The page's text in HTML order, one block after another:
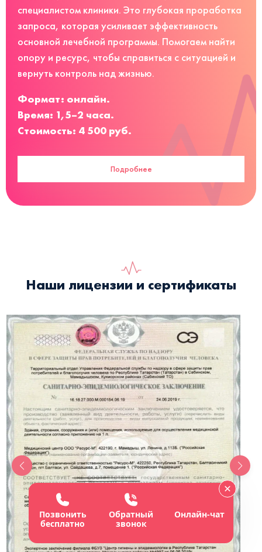
специалистом клиники. Это глубокая проработка
запроса, которая усиливает эффективность
основной лечебной программы. Помогаем найти
опору и ресурс, чтобы справиться с ситуацией и
вернуть контроль над жизнью.
Формат: онлайн.
Время: 1,5–2 часа.
Стоимость: 4 500 руб.
Подробнее
Наши лицензии и сертификаты
Позвонить
бесплатно
Обратный
звонок
Онлайн-чат